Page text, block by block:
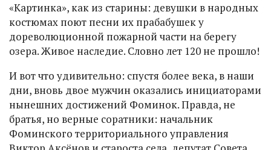
«Картинка», как из старины: девушки в народных
костюмах поют песни их прабабушек у
дореволюционной пожарной части на берегу
озера. Живое наследие. Словно лет 120 не прошло!
И вот что удивительно: спустя более века, в наши
дни, вновь двое мужчин оказались инициаторами
нынешних достижений Фоминок. Правда, не
братья, но верные соратники: начальник
Фоминского территориального управления